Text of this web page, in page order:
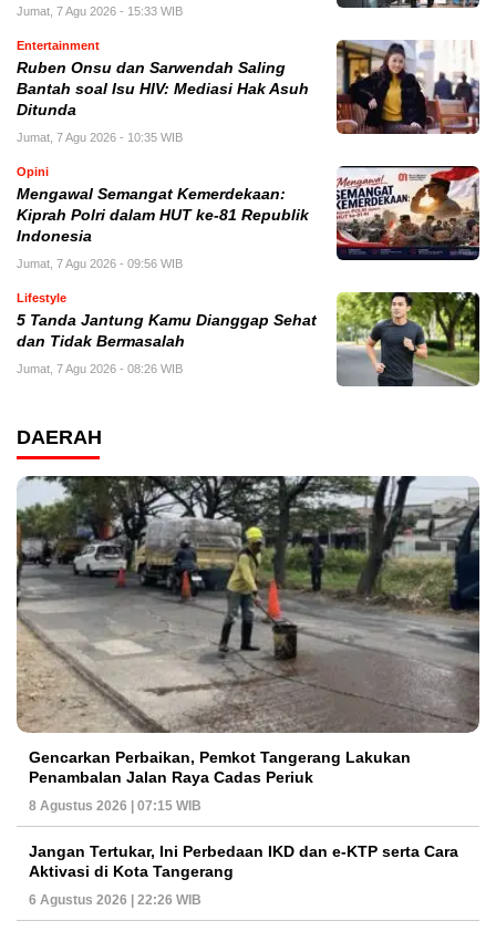
Jumat, 7 Agu 2026 - 15:33 WIB
Entertainment
Ruben Onsu dan Sarwendah Saling
Bantah soal Isu HIV: Mediasi Hak Asuh
Ditunda
Jumat, 7 Agu 2026 - 10:35 WIB
Opini
Mengawal Semangat Kemerdekaan:
Kiprah Polri dalam HUT ke-81 Republik
Indonesia
Jumat, 7 Agu 2026 - 09:56 WIB
Lifestyle
5 Tanda Jantung Kamu Dianggap Sehat
dan Tidak Bermasalah
Jumat, 7 Agu 2026 - 08:26 WIB
DAERAH
Gencarkan Perbaikan, Pemkot Tangerang Lakukan
Penambalan Jalan Raya Cadas Periuk
8 Agustus 2026 | 07:15 WIB
Jangan Tertukar, Ini Perbedaan IKD dan e-KTP serta Cara
Aktivasi di Kota Tangerang
6 Agustus 2026 | 22:26 WIB